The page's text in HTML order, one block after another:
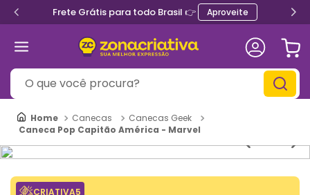
Frete Grátis para todo Brasil 👉 Aproveite
O que você procura?
Canecas
Canecas Geek
Caneca Pop Capitão América - Marvel
CRIATIVA5